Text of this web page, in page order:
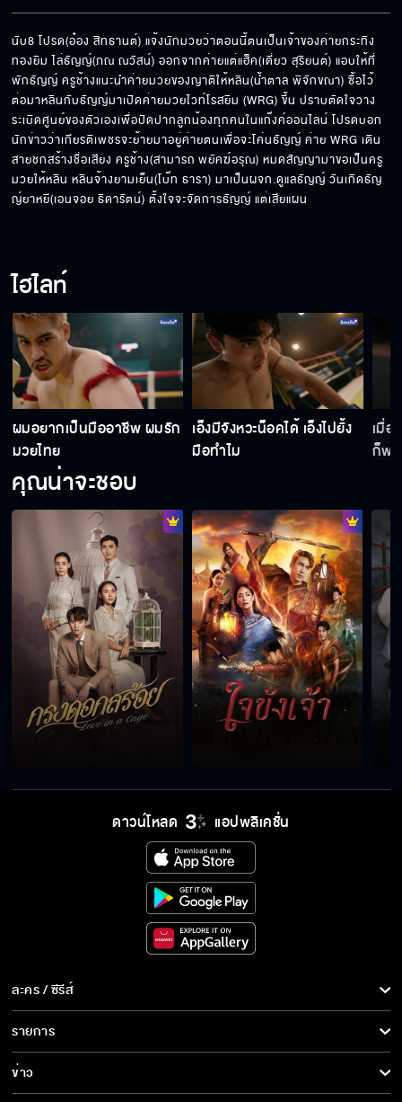
แกต้องได้ค่ายมวย ป๊าจะชดเชยความผิดพลาด
ของป๊า
ฉันไม่ได้โกรธ แต่แค่น้อยใจ
ป๊าของเธอเสียพนันมวยมาหลายปีแล้ว
แพ้ไม่ได้นะ กูเล่นมึงไปเยอะมาก
ไม่อยากเห็นคุณแต่งงานโดยไม่เต็มใจ
มีบางคนได้กำไรเป็นกอบเป็นกำจากศึกไฟต์นี้
หรือพี่โปรดจะเกี่ยวข้องกับเรื่องที่เต้ล้มมวย
คอยเอาใจช่วยกูนะ กูจะชกเอาแชมป์มาให้มึง
เงินสด 10 ล้าน ทั้งชีวิตพวกเราจะหาได้เหรอวะ
นับ8 โปรด(อ๋อง สิทธานต์) แจ้งนักมวยว่าตอนนี้ตนเป็นเจ้าของค่ายกระทิง
ทองยิม ไล่ธัญญ์(ภณ ณวัสน์) ออกจากค่ายแต่แฮ็ค(เดี่ยว สุริยนต์) แอบให้ที่
พักธัญญ์ ครูช้างแนะนำค่ายมวยของญาติให้หลิน(น้ำตาล พิจักขณา) ซื้อไว้
ต่อมาหลินกับธัญญ์มาเปิดค่ายมวยไวท์โรสยิม (WRG) ขึ้น ปราบตัดใจวาง
ระเบิดศูนย์ของตัวเองเพื่อปิดปากลูกน้องทุกคนในแก๊งค์ออนไลน์ โปรดบอก
นักข่าวว่าเกียรติเพชรจะย้ายมาอยู่ค่ายตนเพื่อจะโค่นธัญญ์ ค่าย WRG เดิน
สายชกสร้างชื่อเสียง ครูช้าง(สามารถ พยัคฆ์อรุณ) หมดสัญญามาขอเป็นครู
มวยให้หลิน หลินจ้างยามเย็น(โบ๊ท ธารา) มาเป็นผจก.ดูแลธัญญ์ วันเกิดธัญ
ญ์ยาหยี(เอนจอย ธิดารัตน์) ตั้งใจจะจัดการธัญญ์ แต่เสียแผน
ไฮไลท์
ผมอยากเป็นมืออาชีพ ผมรัก
มวยไทย
เอ็งมีจังหวะน็อคได้ เอ็งไปยั้ง
มือทำไม
เมื่อ
ก็พอ
คุณน่าจะชอบ
ดาวน์โหลด แอปพลิเคชั่น
ละคร / ซีรีส์
ละคร/ซีรีส์
ซีรีส์นานาชาติ
การ์ตูน & เกม
รายการ
รายการทั้งหมด
ข่าว